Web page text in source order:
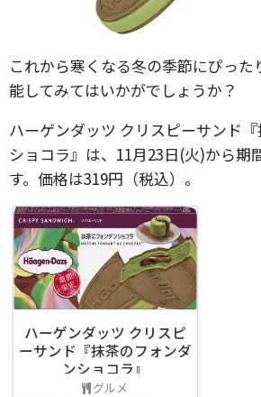
これから寒くなる冬の季節にぴっ
能してみてはいかがでしょうか？
ハーゲンダッツ クリスピーサンド
ショコラ』は、11月23日(火)から期
す。価格は319円（税込）。
ハーゲンダッツ クリスピ
ーサンド『抹茶のフォンダ
ンショコラ』
グルメ